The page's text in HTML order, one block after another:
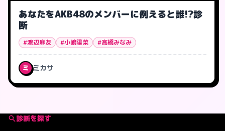
あなたをAKB48のメンバーに例えると誰!?診
断
#渡辺麻友 #小嶋陽菜 #高橋みなみ
ミ ミカサ
診断を探す